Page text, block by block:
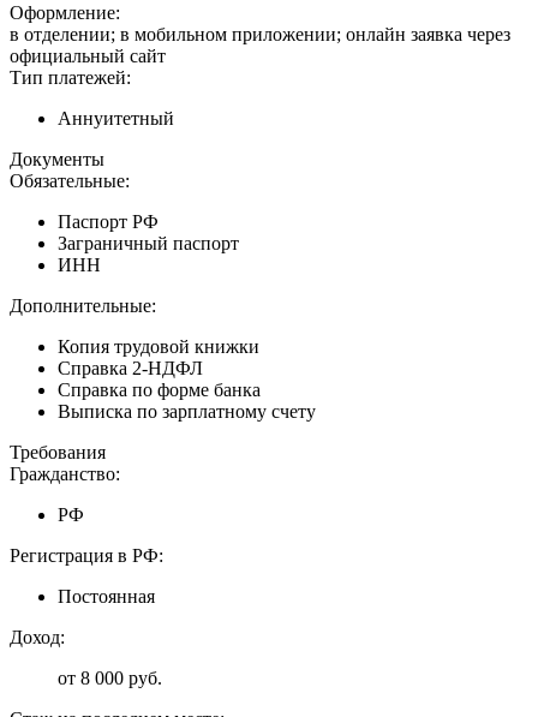
Оформление:
в отделении; в мобильном приложении; онлайн заявка через
официальный сайт
Тип платежей:
Аннуитетный
Документы
Обязательные:
Паспорт РФ
Заграничный паспорт
ИНН
Дополнительные:
Копия трудовой книжки
Справка 2-НДФЛ
Справка по форме банка
Выписка по зарплатному счету
Требования
Гражданство:
РФ
Регистрация в РФ:
Постоянная
Доход:
от 8 000 руб.